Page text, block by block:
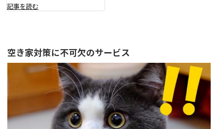
記事を読む
空き家対策に不可欠のサービス